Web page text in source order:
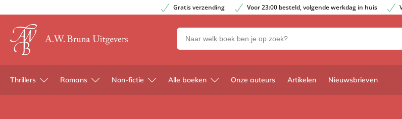
Gratis verzending Voor 23:00 besteld, volgende werkdag in huis
Zoeken
naar
en
uitgevers
Thrillers Romans Non-fictie Alle boeken Onze auteurs Artikelen Nieuwsbrieven